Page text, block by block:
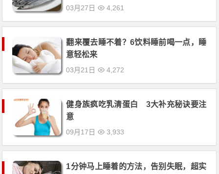
03月27日 4,261
翻来覆去睡不着？6饮料睡前喝一点，睡
意轻松来
03月21日 4,272
健身族疯吃乳清蛋白 3大补充秘诀要注
意
09月17日 3,933
1分钟马上睡着的方法，告别失眠，超实